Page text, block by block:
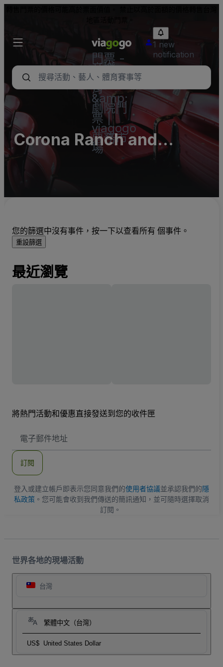
門票 -
音樂
會、體
育
&amp;
劇院門
票 |
viagogo
票務市
場
1 new
notification
Corona Ranch and
Rodeo Grounds Parking
您的篩選中沒有事件，按一下以查看所有 個事件。
重設篩選
最近瀏覽
將熱門活動和優惠直接發送到您的收件匣
子
地
訂閱
登入或建立帳戶即表示您同意我們的使用者協議並承認我們的隱
私政策 。您可能會收到我們傳送的簡訊通知，並可隨時選擇取消
訂閱。
世界各地的現場活動
台灣
繁體中文（台灣）
US$ United States Dollar